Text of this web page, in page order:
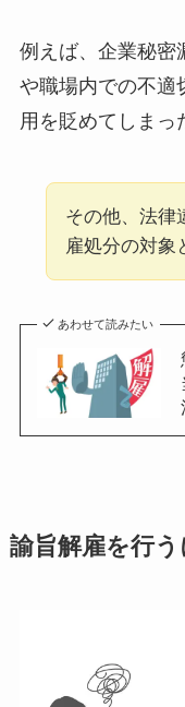
例えば、企業秘密
や職場内での不適
用を貶めてしまっ
その他、法律
雇処分の対象
あわせて読みたい
諭旨解雇を行